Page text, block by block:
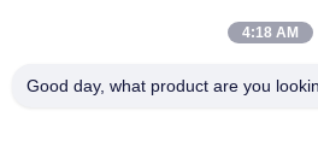
Sala 101, 1° piano, edificio 3,
4:18 AM
Good day, what product are you